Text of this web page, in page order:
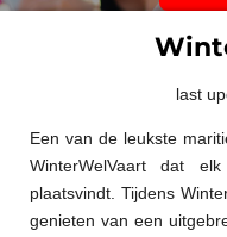
last
Een van de leukste
WinterWelVaart dat
plaatsvindt. Tijdens
genieten van een